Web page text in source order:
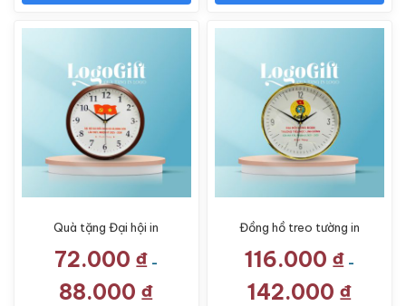
Quà tặng Đại hội in
tường số in LG-ĐH25
72.000 ₫ -
88.000 ₫
Đồng hồ treo tường in
hội LG-ĐH29
116.000 ₫ -
142.000 ₫